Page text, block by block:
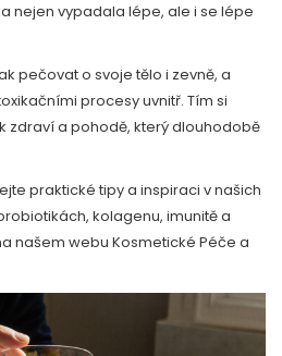
nejen vypadala lépe, ale i se lépe
pečovat o svoje tělo i zevně, a
procesy uvnitř. Tím si
zdraví a pohodě, který dlouhodobě
praktické tipy a inspiraci v našich
kolagenu, imunitě a
našem webu Kosmetické Péče a